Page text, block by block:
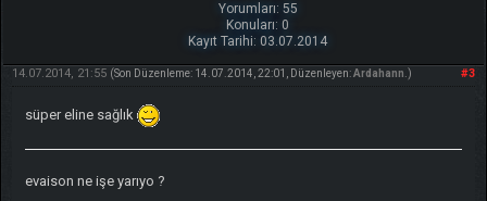
Yorumları: 55
Konuları: 0
Kayıt Tarihi: 03.07.2014
#3
14.07.2014, 21:55 (Son Düzenleme: 14.07.2014, 22:01, Düzenleyen:Ardahann .)
süper eline sağlık
evaison ne işe yarıyo ?